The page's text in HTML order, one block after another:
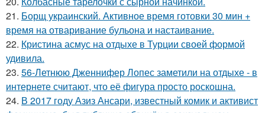
21. Борщ украинский. Активное время готовки 30 мин +
время на отваривание бульона и настаивание.
22. Кристина асмус на отдыхе в Турции своей формой
удивила.
23. 56-Летнюю Дженнифер Лопес заметили на отдыхе - в
интернете считают, что её фигура просто роскошна.
24. В 2017 году Азиз Ансари, известный комик и активист